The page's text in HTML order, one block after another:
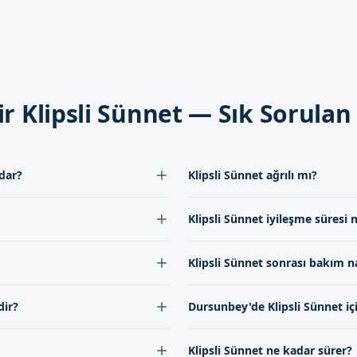
Sizi Bekliyoruz
Randevu formumuzdan bize ulaşabilirsiniz.
Klipsli Sünnet — Sık
geçerek güncel fiyat
Klipsli Sünnet ağrılı mı?
ağrı hissedilmez. İşlem sonrası
değişebilir. Doktorumuz ile
Klipsli Sünnet iyileşme süresi
bakımı sağlamak ve doktorun
uzmanlıkla hizmet
Klipsli Sünnet sonrası bakım
tavsiyelerine uymak, gerekli
neden olmasıdır.
Dursunbey'de Klipsli Sünnet
aracılığıyla veya iletişim
Klipsli Sünnet ne kadar sürer?